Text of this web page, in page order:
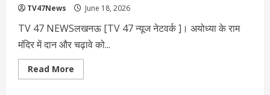
TV47News June 18, 2026
TV 47 NEWSलखनऊ [TV 47 न्‍यूज नेटवर्क ]। अयोध्या के राम
मंदिर में दान और चढ़ावे को...
Read More
more